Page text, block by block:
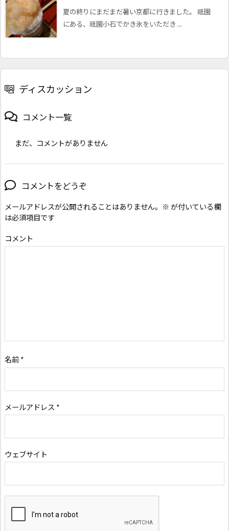
夏の終りにまだまだ暑い京都に行きました。 祇園
にある、祇園小石でかき氷をいただき ...
ディスカッション
コメント一覧
まだ、コメントがありません
コメントをどうぞ
メールアドレスが公開されることはありません。 ※が付いている欄
は必須項目です
コメント
名前*
メールアドレス *
ウェブサイト